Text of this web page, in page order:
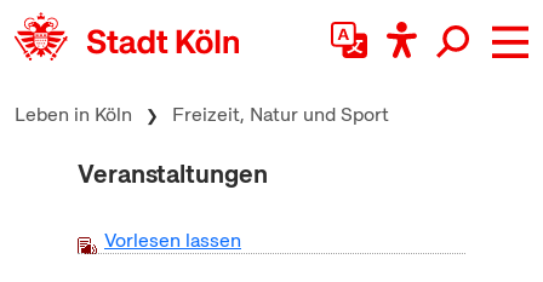
zum Inhalt springen
Leben in Köln Freizeit, Natur und Sport
Veranstaltungen
Vorlesen lassen